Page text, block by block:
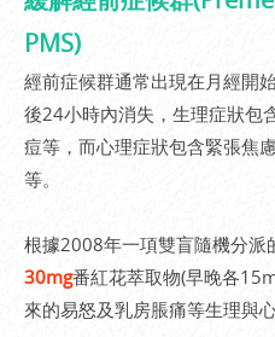
PMS)
經前症候群通常出現在月經開
後24小時內消失，生理症狀包
痘等，而心理症狀包含緊張焦
等。
根據2008年一項雙盲隨機分派
30mg番紅花萃取物(早晚各
來的易怒及乳房脹痛等生理與心